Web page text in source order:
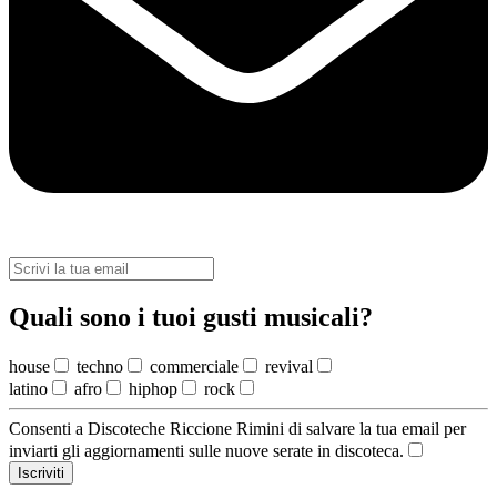
Quali sono i tuoi gusti musicali?
house techno commerciale
revival
latino
afro hiphop rock
Consenti a Discoteche Riccione Rimini di salvare la tua email per
inviarti gli aggiornamenti sulle nuove serate in discoteca.
Iscriviti